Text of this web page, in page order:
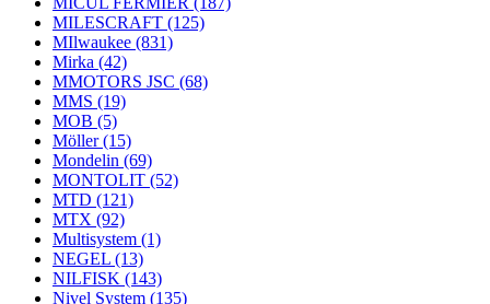
MILESCRAFT (125)
MIlwaukee (831)
Mirka (42)
MMOTORS JSC (68)
MMS (19)
MOB (5)
Möller(15)
Mondelin (69)
MONTOLIT (52)
MTD (121)
MTX (92)
Multisystem (1)
NEGEL (13)
NILFISK (143)
Nivel System (135)